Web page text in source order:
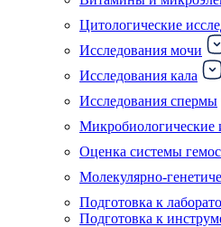
Цитологические
Исследования мочи
Исследования кала
Исследования спермы
Микробиологические
Оценка системы
Молекулярно-
Подготовка к
Подготовка к